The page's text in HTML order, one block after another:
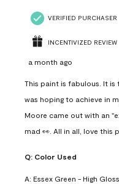
VERIFIED PURCHASER
INCENTIVIZED REVIEW
a month ago
This paint is fabulous. It is
was hoping to achieve in
Moore came out with an
mad 👀. All in all, love this
Q: Color Used
A: Essex Green - High Gloss